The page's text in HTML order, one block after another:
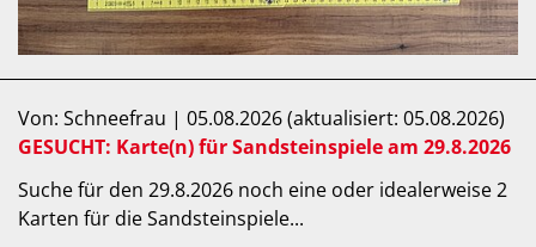
Von: Schneefrau | 05.08.2026 (aktualisiert: 05.08.2026)
GESUCHT: Karte(n) für Sandsteinspiele am 29.8.2026
Suche für den 29.8.2026 noch eine oder idealerweise 2
Karten für die Sandsteinspiele...